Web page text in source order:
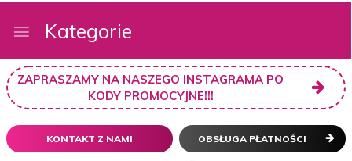
Kategorie
ZAPRASZAMY NA NASZEGO INSTAGRAMA PO
KODY PROMOCYJNE!!!
KONTAKT Z NAMI OBSŁUGA PŁATNOŚCI